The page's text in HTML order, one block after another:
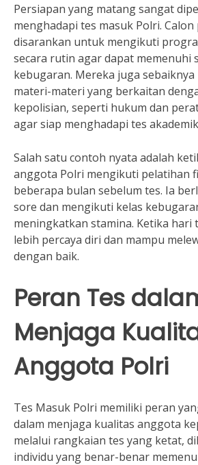
Persiapan yang matang sangat
menghadapi tes masuk Polri. Calon
disarankan untuk mengikuti
secara rutin agar dapat memenuhi
kebugaran. Mereka juga
materi-materi yang berkaitan
kepolisian, seperti hukum dan
agar siap menghadapi tes
Salah satu contoh nyata adalah
anggota Polri mengikuti pelatihan
beberapa bulan sebelum tes. Ia
sore dan mengikuti kelas
meningkatkan stamina. Ketika hari
lebih percaya diri dan mampu
dengan baik.
Peran Tes
Menjaga
Anggota Polri
Tes Masuk Polri memiliki peran
dalam menjaga kualitas anggota
melalui rangkaian tes yang ketat,
individu yang benar-benar